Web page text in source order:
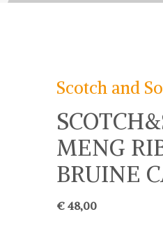
Scotch and
MENG
BRUINE
€ 48,00